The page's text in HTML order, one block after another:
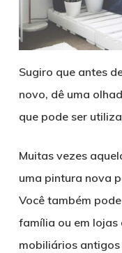
Sugiro que antes
novo, dê uma
que pode ser
Muitas vezes
uma pintura nova
Você também
família ou em lojas
mobiliários